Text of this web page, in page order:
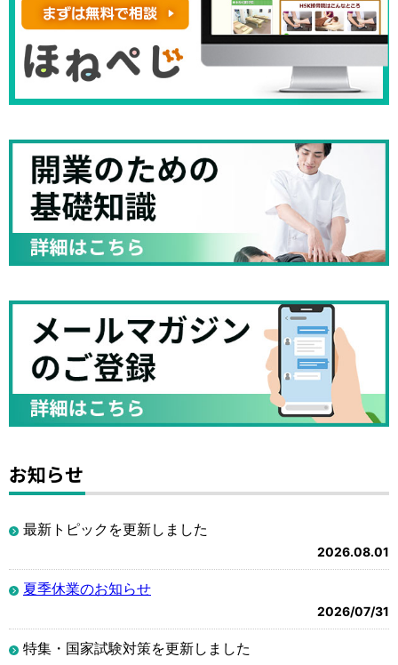
お知らせ
最新トピックを更新しました
2026.08.01
夏季休業のお知らせ
2026/07/31
特集・国家試験対策を更新しました